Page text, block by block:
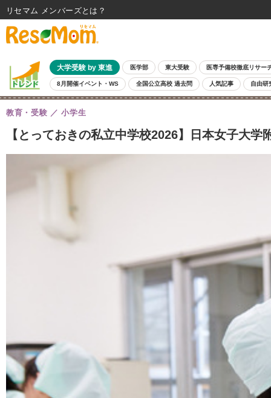
大学受験 by 東進 医学部 東大受験 医専予備校徹底リサー
8月開催イベント・WS 全国公立高校 過去問 人気記事 自由研
【とっておきの私立中学校2026】日本女子大
教育・受験 小学生
リセマム メンバーズ